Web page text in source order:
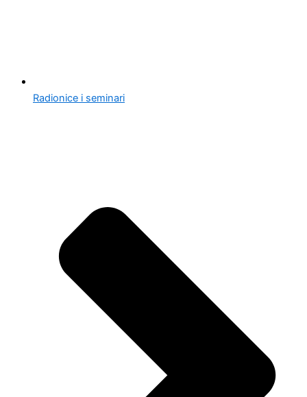
Radionice i seminari